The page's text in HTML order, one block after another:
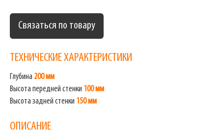
Связаться по товару
ТЕХНИЧЕСКИЕ ХАРАКТЕРИСТИКИ
Глубина 200 мм
Высота передней стенки 100 мм
Высота задней стенки 150 мм
ОПИСАНИЕ